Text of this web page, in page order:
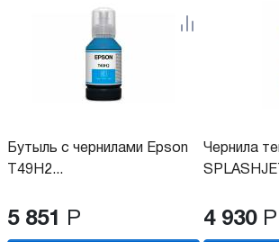
Бутыль с чернилами Epson
T49H2...
5 851 Р
Чернила
4 930 Р